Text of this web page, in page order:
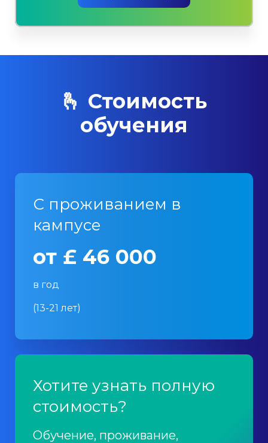
🫰 Стоимость
обучения
С проживанием в
кампусе
от £ 46 000
в год
(13-21 лет)
Хотите узнать полную
стоимость?
Обучение, проживание,